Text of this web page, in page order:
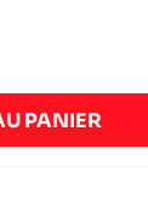
PANIER